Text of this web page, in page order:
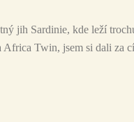
jih Sardinie, kde leží
Twin, jsem si dali za